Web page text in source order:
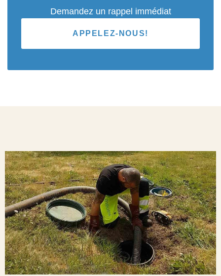
Demandez un rappel immédiat
APPELEZ-NOUS!